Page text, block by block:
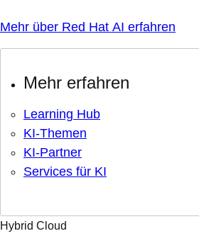
Mehr über Red Hat AI erfahren
Mehr erfahren
Learning Hub
KI-Themen
KI-Partner
Services für KI
Hybrid Cloud